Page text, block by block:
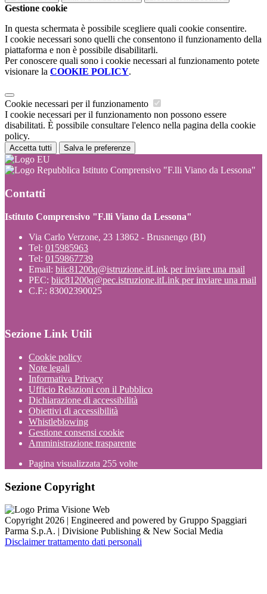
Gestione cookie
In questa schermata è possibile scegliere quali cookie consentire.
I cookie necessari sono quelli che consentono il funzionamento della
piattaforma e non è possibile disabilitarli.
Per conoscere quali sono i cookie necessari al funzionamento potete
visionare la COOKIE POLICY.
Cookie necessari per il funzionamento
I cookie necessari per il funzionamento non possono essere
disabilitati. È possibile consultare l'elenco nella pagina della cookie
policy.
Accetta tutti Salva le preferenze
Istituto Comprensivo "F.lli Viano da Lessona"
Contatti
Istituto Comprensivo "F.lli Viano da Lessona"
Via Carlo Verzone, 23 13862 - Brusnengo (BI)
Tel: 015985963
Tel: 0159867739
Email: biic81200q@istruzione.itLink per inviare una mail
PEC: biic81200q@pec.istruzione.itLink per inviare una mail
C.F.: 83002390025
Sezione Link Utili
Cookie policy
Note legali
Informativa Privacy
Ufficio Relazioni con il Pubblico
Dichiarazione di accessibilità
Obiettivi di accessibilità
Whistleblowing
Gestione consensi cookie
Amministrazione trasparente
Pagina visualizzata 255 volte
Sezione Copyright
Copyright 2026 | Engineered and powered by Gruppo Spaggiari
Parma S.p.A. | Divisione Publishing & New Social Media
Disclaimer trattamento dati personali